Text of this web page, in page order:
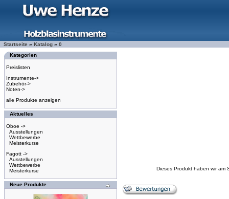
Startseite » Katalog » 0
Kategorien
Preislisten
Instrumente->
Zubehör->
Noten->
alle Produkte anzeigen
Aktuelles
Oboe ->
Ausstellungen
Wettbewerbe
Meisterkurse
Fagott ->
Ausstellungen
Wettbewerbe
Meisterkurse
Neue Produkte
Dieses Produkt haben wir am